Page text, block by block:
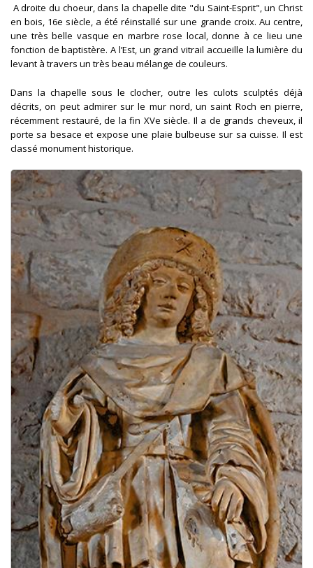
A droite du choeur, dans la chapelle dite "du Saint-Esprit", un Christ
en bois, 16e siècle, a été réinstallé sur une grande croix. Au centre,
une très belle vasque en marbre rose local, donne à ce lieu une
fonction de baptistère. A l’Est, un grand vitrail accueille la lumière du
levant à travers un très beau mélange de couleurs.
Dans la chapelle sous le clocher, outre les culots sculptés déjà
décrits, on peut admirer sur le mur nord, un saint Roch en pierre,
récemment restauré, de la fin XVe siècle. Il a de grands cheveux, il
porte sa besace et expose une plaie bulbeuse sur sa cuisse. Il est
classé monument historique.